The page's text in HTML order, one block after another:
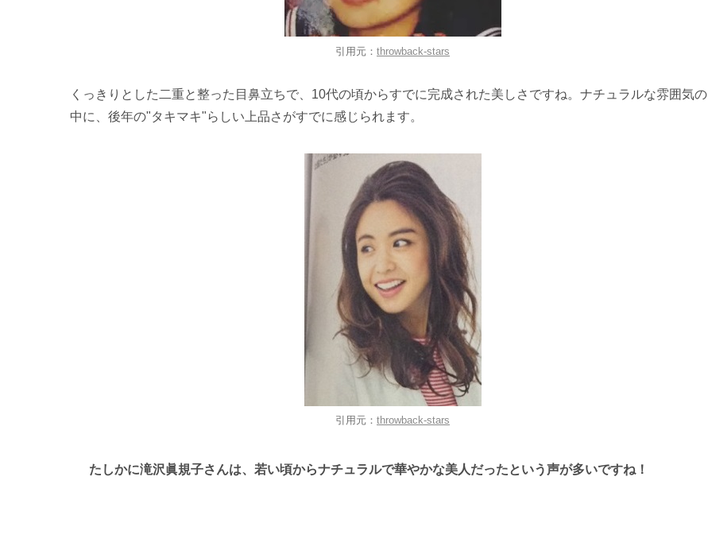
引用元： throwback-stars
くっきりとした二重と整った目鼻立ちで、10代の頃からすでに完成された美しさですね。ナチュラルな雰囲気の
中に、後年の"タキマキ"らしい上品さがすでに感じられます。
引用元： throwback-stars
たしかに滝沢眞規子さんは、若い頃からナチュラルで華やかな美人だったという声が多いですね！